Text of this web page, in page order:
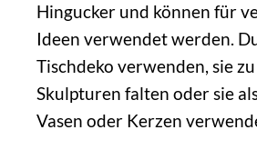
Hingucker und können für
Ideen verwendet werden.
Tischdeko verwenden, sie
Skulpturen falten oder sie
Vasen oder Kerzen